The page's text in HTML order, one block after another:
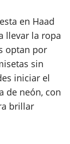
en Haad
llevar la ropa
optan por
sin
iniciar el
de neón, con
brillar